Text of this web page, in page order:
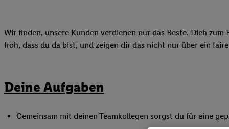
Wir finden, unsere Kunden verdienen nur das Beste. Dich
froh, dass du da bist, und zeigen dir das nicht nur über ein
Deine Aufgaben
Gemeinsam mit deinen Teamkollegen sorgst du für eine